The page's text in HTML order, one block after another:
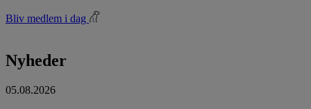
Bliv medlem i dag
Nyheder
05.08.2026